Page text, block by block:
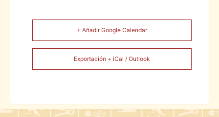
+ Añadir Google Calendar
Exportación + iCal / Outlook